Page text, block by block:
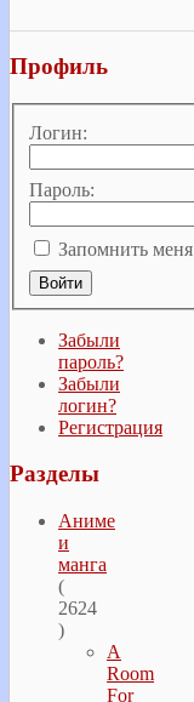
Профиль
Логин:
Пароль:
Запомнить меня
Забыли
пароль?
Забыли
логин?
Регистрация
Разделы
Аниме
и
манга
(
2624
)
A
Room
For